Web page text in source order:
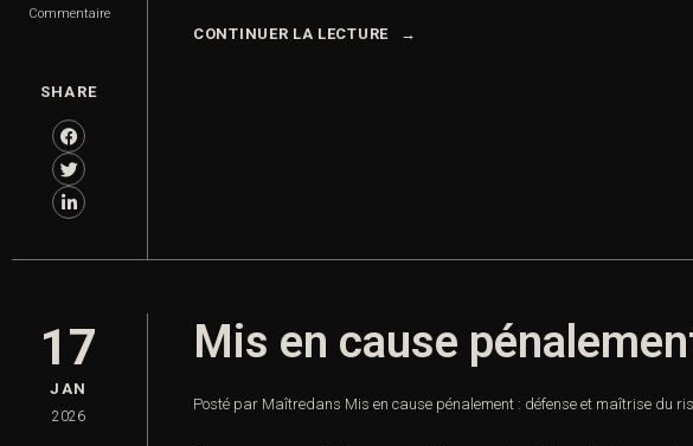
Commentaire
SHARE
CONTINUER LA LECTURE
17
JAN
2026
Mis en cause
Posté par Maîtredans Mis en cause pénalement : défense et maîtrise du